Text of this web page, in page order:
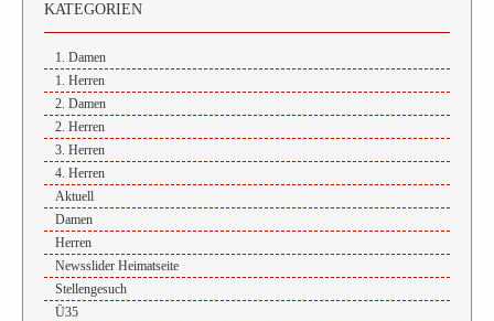
KATEGORIEN
1. Damen
1. Herren
2. Damen
2. Herren
3. Herren
4. Herren
Aktuell
Damen
Herren
Newsslider Heimatseite
Stellengesuch
Ü35